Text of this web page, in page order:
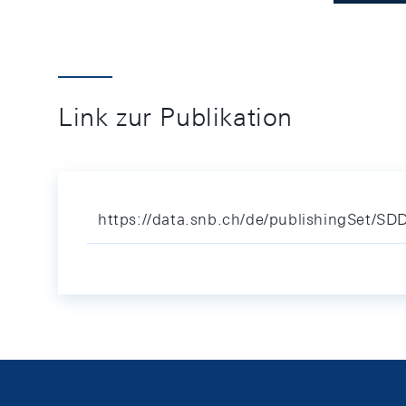
Link zur Publikation
https://data.snb.ch/de/publishingSet/